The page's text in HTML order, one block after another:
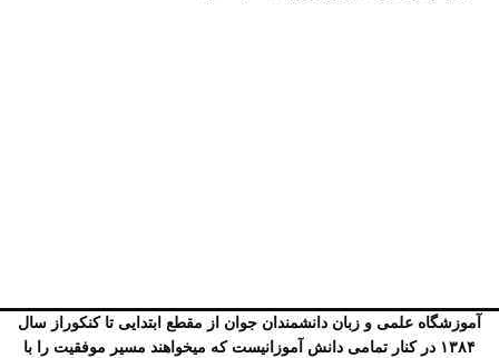
آموزشگاه علمی و زبان دانشمندان جوان از مقطع ابتدایی تا کنکوراز سال
۱۳۸۴ در کنار تمامی دانش آموزانیست که میخواهند مسیر موفقیت را با